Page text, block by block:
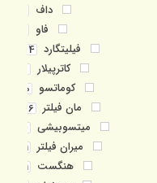
داف
فاو
فیلیتگارد 34
کاترپیلار 8
کوماتسو 10
مان فیلتر 36
میتسوبیشی 4
میران فیلتر 11
هنگست 11